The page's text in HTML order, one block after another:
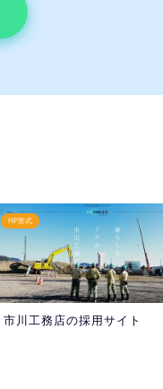
HP形式
市川工務店の採用サイト